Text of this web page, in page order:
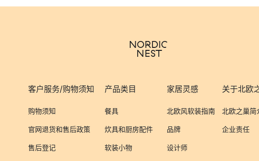
客户服务/购物须知
购物须知
官网退货和售后政策
售后登记
产品类目
餐具
炊具和厨房配件
软装小物
家居灵感
北欧风软装指南
品牌
设计师
关于北欧
北欧之巢简
企业责任